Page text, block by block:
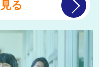
る